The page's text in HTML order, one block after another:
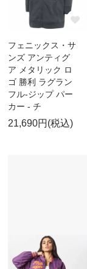
フェニックス・サ
ンズ アンティグ
ア メタリック ロ
ゴ 勝利 ラグラン
フル-ジップ パー
カー - チ
21,690円(税込)